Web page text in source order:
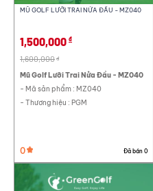
MŨ GOLF LƯỠI TRAI NỬA ĐẦU - MZ040
1,500,000 đ
1,600,000 đ
Mũ Golf Lưỡi Trai Nửa Đầu - MZ040
- Mã sản phẩm : MZ040
- Thương hiệu : PGM
0 Đã bán 0